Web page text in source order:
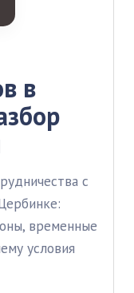
в
с
временные
условия